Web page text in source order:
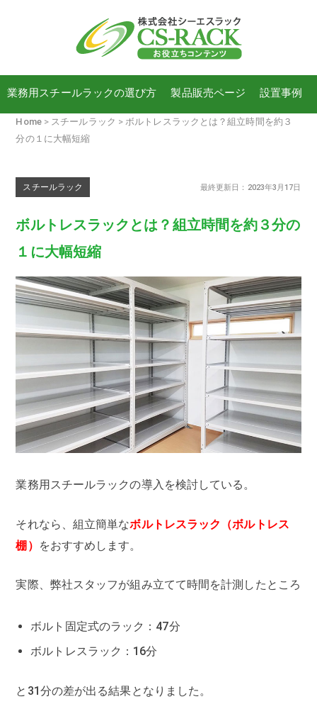
業務用スチールラックの選び方 製品販売ページ 設置事例
Home スチールラック
ボルトレスラックとは？組立時間を約３
分の１に大幅短縮
スチールラック 最終更新日：2023年3月17日
ボルトレスラックとは？組立時間を約３分の
１に大幅短縮
業務用スチールラックの導入を検討している。
それなら、組立簡単なボルトレスラック（ボルトレス
棚） をおすすめします。
実際、弊社スタッフが組み立てて時間を計測したところ
ボルト固定式のラック：47分
ボルトレスラック：16分
と31分の差が出る結果となりました。